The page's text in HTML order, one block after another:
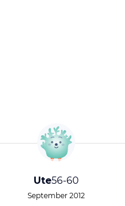
Ute56-60
September 2012